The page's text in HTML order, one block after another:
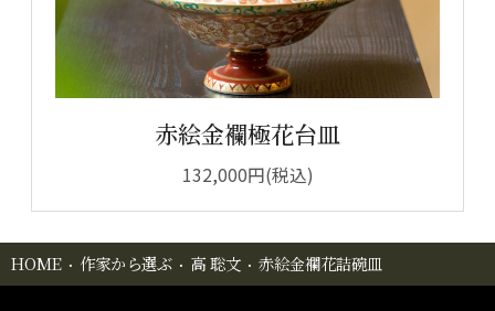
赤絵金襴極花台皿
132,000円(税込)
HOME 作家から選ぶ 高 聡文 赤絵金襴花詰碗皿